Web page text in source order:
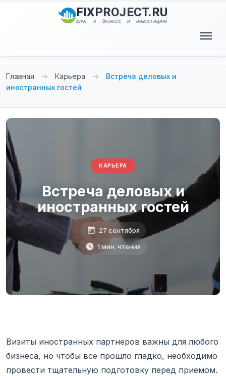
FIXPROJECT.RU
Блог о бизнесе и инвестициях
Главная → Карьера →
Встреча деловых и
иностранных гостей
КАРЬЕРА
Встреча деловых и
иностранных гостей
27 сентября
1 мин. чтения
Визиты иностранных партнеров важны для любого
бизнеса, но чтобы все прошло гладко, необходимо
провести тщательную подготовку перед приемом.